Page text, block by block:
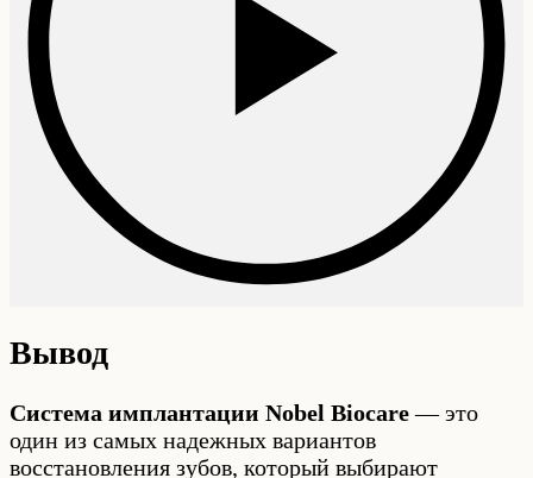
Вывод
Система имплантации Nobel Biocare— это
один из самых надежных вариантов
восстановления зубов, который выбирают